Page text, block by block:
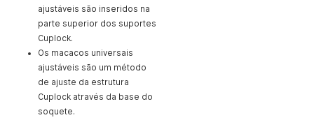
ajustáveis ​​são inseridos na
parte superior dos suportes
Cuplock.
Os macacos universais
ajustáveis ​​são um método
de ajuste da estrutura
Cuplock através da base do
soquete.